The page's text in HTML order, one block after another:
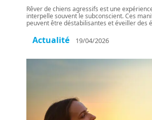
Rêver de chiens agressifs est une
interpelle souvent le subconscient. Ces
peuvent être déstabilisantes et éveiller des
Actualité 19/04/2026